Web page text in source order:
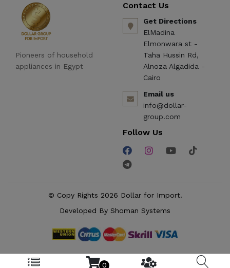
0
Pioneers of household
appliances in Egypt
Contact Us
Get Directions
ElMadina
Elmonwara st -
Taha Hussin Rd,
Alnoza Algadida -
Cairo
Email us
info@dollar-
group.com
Follow Us
© Copy Rights 2026 Dollar for Import.
Developed By Shoman Systems